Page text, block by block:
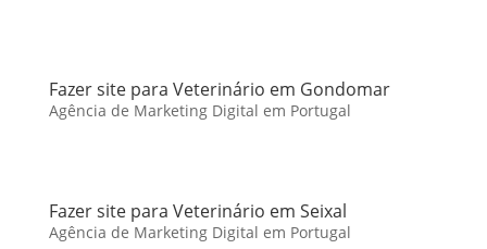
Fazer site para Veterinário em Gondomar
Agência de Marketing Digital em Portugal
Fazer site para Veterinário em Seixal
Agência de Marketing Digital em Portugal